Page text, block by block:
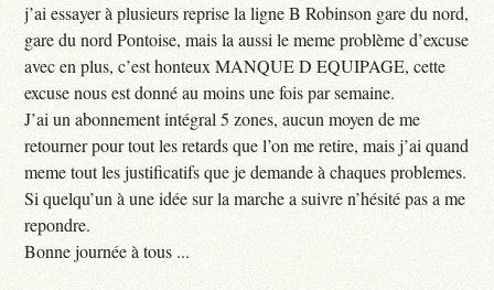
j’ai essayer à plusieurs reprise la ligne B Robinson gare du nord,
gare du nord Pontoise, mais la aussi le meme problème d’excuse
avec en plus, c’est honteux MANQUE D EQUIPAGE, cette
excuse nous est donné au moins une fois par semaine.
J’ai un abonnement intégral 5 zones, aucun moyen de me
retourner pour tout les retards que l’on me retire, mais j’ai quand
meme tout les justificatifs que je demande à chaques problemes.
Si quelqu’un à une idée sur la marche a suivre n’hésité pas a me
repondre.
Bonne journée à tous ...